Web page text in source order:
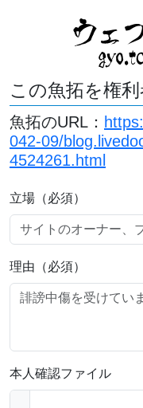
この魚拓を権
魚拓のURL：
042-09/
4524261.html
立場（必須）
理由（必須）
本人確認ファイル